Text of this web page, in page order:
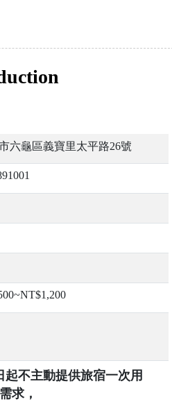
六龜區義寶里太平路26號
起不主動提供旅宿一次用
求，